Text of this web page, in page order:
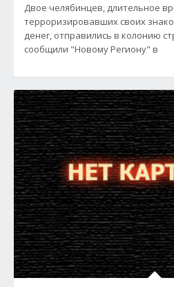
Двое челябинцев, длительное
терроризировавших своих
денег, отправились в колонию
сообщили "Новому Региону" в